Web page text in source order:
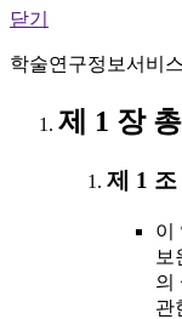
닫기
학술연구정보서비
제 1 장
제 1
이
보
의
관